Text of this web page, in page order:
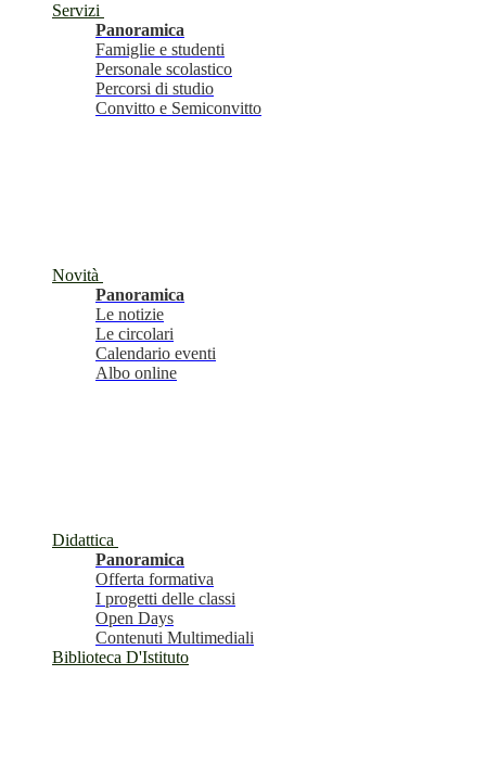
Servizi
Panoramica
Famiglie e studenti
Personale scolastico
Percorsi di studio
Convitto e Semiconvitto
Novità
Panoramica
Le notizie
Le circolari
Calendario eventi
Albo online
Didattica
Panoramica
Offerta formativa
I progetti delle classi
Open Days
Contenuti Multimediali
Biblioteca D'Istituto